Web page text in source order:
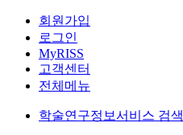
회원가입
로그인
MyRISS
고객센터
전체메뉴
학술연구정보서비스 검색